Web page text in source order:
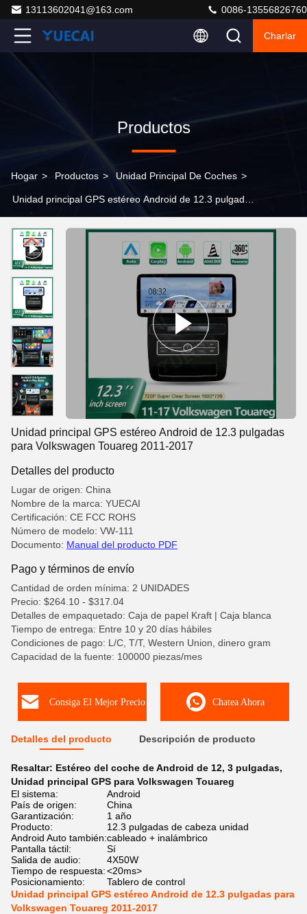
13113602041@163.com 0086-13556826760
Charlar
Productos
Hogar > Productos > Unidad Principal De Coches >
Unidad principal GPS estéreo Android de 12.3 pulgadas
Unidad principal GPS estéreo Android de 12.3 pulgadas
para Volkswagen Touareg 2011-2017
Detalles del producto
Lugar de origen: China
Nombre de la marca: YUECAI
Certificación: CE FCC ROHS
Número de modelo: VW-111
Documento: Manual del producto PDF
Pago y términos de envío
Cantidad de orden mínima: 2 UNIDADES
Precio: $264.10 - $317.04
Detalles de empaquetado: Caja de papel Kraft | Caja blanca
Tiempo de entrega: Entre 10 y 20 días hábiles
Condiciones de pago: L/C, T/T, Western Union, dinero gram
Capacidad de la fuente: 100000 piezas/mes
Consiga El Mejor Precio Chatea Ahora
Detalles del producto Descripción de producto
Resaltar: Estéreo del coche de Android de 12, 3 pulgadas,
Unidad principal GPS para Volkswagen Touareg
El sistema:
Android
País de origen:
China
Garantización:
1 año
Producto:
12.3 pulgadas de cabeza unidad
Android Auto también:cableado + inalámbrico
Pantalla táctil:
Sí
Salida de audio:
4X50W
Tiempo de respuesta:<20ms>
Posicionamiento:
Tablero de control
Unidad principal GPS estéreo Android de 12.3 pulgadas para
Volkswagen Touareg 2011-2017